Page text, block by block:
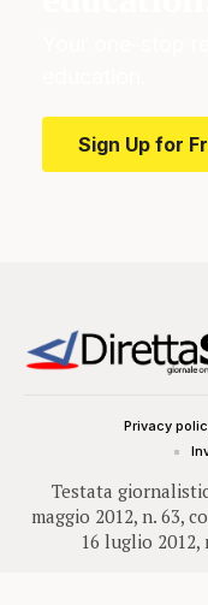
Sign Up for
Testata
maggio 2012, n. 63,
16 luglio 2012,
Privacy